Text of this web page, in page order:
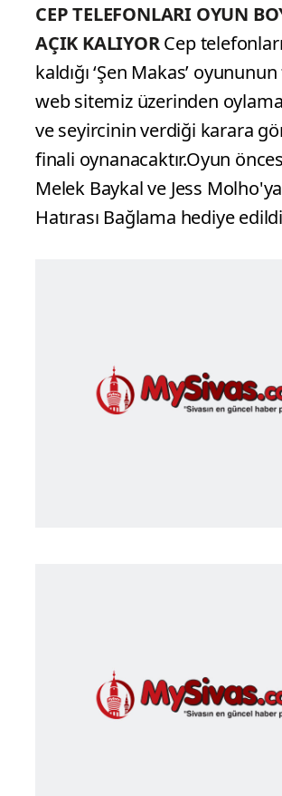
CEP TELEFONLARI OYUN
AÇIK KALIYORCep
kaldığı ‘Şen Makas’
web sitemiz üzerinden
ve seyircinin verdiği karara
finali oynanacaktır.Oyun
Melek Baykal ve Jess
Hatırası Bağlama hediye